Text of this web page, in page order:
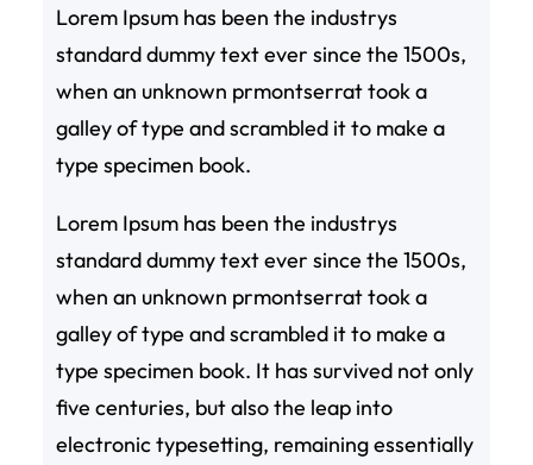
Lorem Ipsum has been the industrys
standard dummy text ever since the 1500s,
when an unknown prmontserrat took a
galley of type and scrambled it to make a
type specimen book.
Lorem Ipsum has been the industrys
standard dummy text ever since the 1500s,
when an unknown prmontserrat took a
galley of type and scrambled it to make a
type specimen book. It has survived not only
five centuries, but also the leap into
electronic typesetting, remaining essentially